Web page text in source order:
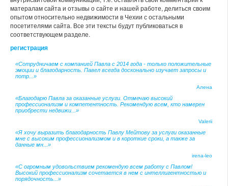
матералам сайта и отзывы о сайте и нашей работе, делиться своим
опытом относительно недвижимости в Чехии с остальными
посетителями сайта. Все эти тексты будут публиковаться в
соответствующем разделе.
регистрация
«Сотрудничаем с компанией Павла с 2014 года - только положительные
эмоции и благодарность. Павел всегда досконально изучает запросы и
потр...»
Алена
«Благодарю Павла за оказанные услуги. Отмечаю высокий
профессионализм и компетентность. Рекомендую всем, кто намерен
приобрести недвижи...»
Valerii
«Я хочу выразить благодарность Павлу Мейтову за услуги оказанные
мне с высоким профессионализмом и в короткие сроки, а также за
данные мн...»
irena-leo
«С огромным удовольствием рекомендую всем работу с Павлом!
Высокий профессионализм сочетается в нем с интеллигентностью и
порядочность...»